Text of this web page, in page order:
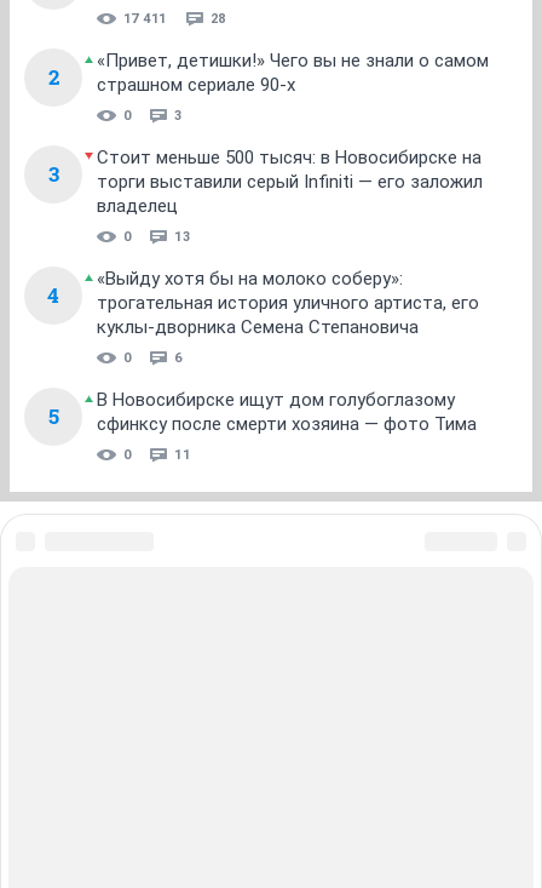
17 411 28
2
«Привет, детишки!» Чего вы не знали о самом
страшном сериале 90-х
0 3
3
Стоит меньше 500 тысяч: в Новосибирске на
торги выставили серый Infiniti — его заложил
владелец
0 13
4
«Выйду хотя бы на молоко соберу»:
трогательная история уличного артиста, его
куклы-дворника Семена Степановича
0 6
5
В Новосибирске ищут дом голубоглазому
сфинксу после смерти хозяина — фото Тима
0 11